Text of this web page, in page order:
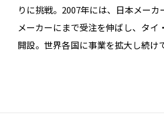
りに挑戦。2007年には、日本メー
メーカーにまで受注を伸ばし、タイ
開設。世界各国に事業を拡大し続け